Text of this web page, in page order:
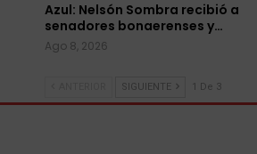
Azul: Nelsón Sombra recibió a
senadores bonaerenses y…
Ago 8, 2026
SIGUIENTE 1 De 3